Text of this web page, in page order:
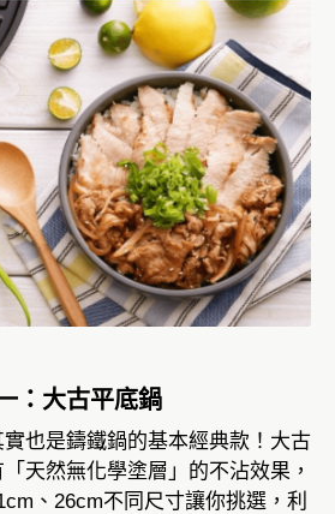
：大古平底鍋
也是鑄鐵鍋的基本經典款！大古
天然無化學塗層」的不沾效果，
、26cm不同尺寸讓你挑選，利